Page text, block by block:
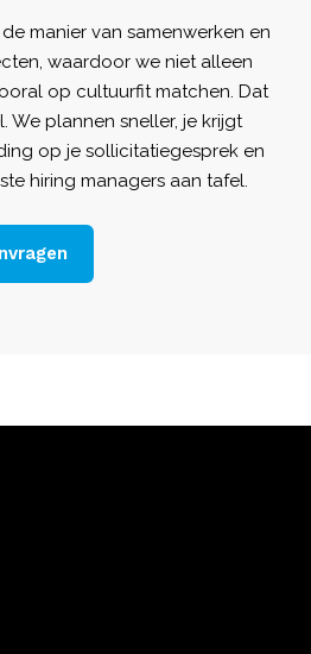
manier van samenwerken en
waardoor we niet alleen
op cultuurfit matchen. Dat
We plannen sneller, je krijgt
op je sollicitatiegesprek en
hiring managers aan tafel.